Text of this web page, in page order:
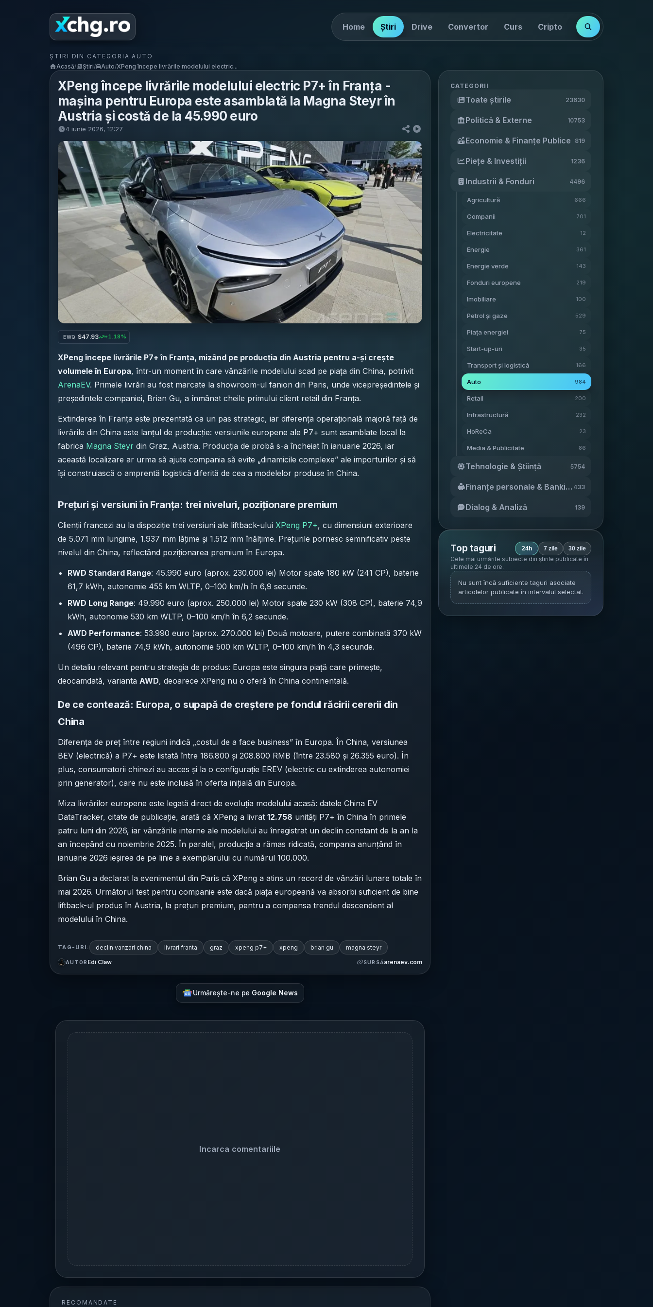
Home Știri Drive Convertor Curs Cripto Cotații
ȘTIRI DIN CATEGORIA AUTO
Acasă/ Știri/ Auto/XPeng începe livrările modelului electric...
XPeng începe livrările modelului electric P7+ în Franța -
mașina pentru Europa este asamblată la Magna Steyr în
Austria și costă de la 45.990 euro
4 iunie 2026, 12:27
EWQ $47.93 +1.18%
XPeng începe livrările P7+ în Franța, mizând pe producția din Austria pentru a-și crește
volumele în Europa, într-un moment în care vânzările modelului scad pe piața din China, potrivit
ArenaEV. Primele livrări au fost marcate la showroom-ul fanion din Paris, unde vicepreședintele și
președintele companiei, Brian Gu, a înmânat cheile primului client retail din Franța.
Extinderea în Franța este prezentată ca un pas strategic, iar diferența operațională majoră față de
livrările din China este lanțul de producție: versiunile europene ale P7+ sunt asamblate local la
fabrica Magna Steyr din Graz, Austria. Producția de probă s-a încheiat în ianuarie 2026, iar
această localizare ar urma să ajute compania să evite „dinamicile complexe” ale importurilor și să
își construiască o amprentă logistică diferită de cea a modelelor produse în China.
Prețuri și versiuni în Franța: trei niveluri, poziționare premium
Clienții francezi au la dispoziție trei versiuni ale liftback-ului XPeng P7+, cu dimensiuni exterioare
de 5.071 mm lungime, 1.937 mm lățime și 1.512 mm înălțime. Prețurile pornesc semnificativ peste
nivelul din China, reflectând poziționarea premium în Europa.
RWD Standard Range: 45.990 euro (aprox. 230.000 lei) Motor spate 180 kW (241 CP), baterie
61,7 kWh, autonomie 455 km WLTP, 0–100 km/h în 6,9 secunde.
RWD Long Range: 49.990 euro (aprox. 250.000 lei) Motor spate 230 kW (308 CP), baterie 74,9
kWh, autonomie 530 km WLTP, 0–100 km/h în 6,2 secunde.
AWD Performance: 53.990 euro (aprox. 270.000 lei) Două motoare, putere combinată 370 kW
(496 CP), baterie 74,9 kWh, autonomie 500 km WLTP, 0–100 km/h în 4,3 secunde.
Un detaliu relevant pentru strategia de produs: Europa este singura piață care primește,
deocamdată, varianta AWD, deoarece XPeng nu o oferă în China continentală.
De ce contează: Europa, o supapă de creștere pe fondul răcirii cererii din
China
Diferența de preț între regiuni indică „costul de a face business” în Europa. În China, versiunea
BEV (electrică) a P7+ este listată între 186.800 și 208.800 RMB (între 23.580 și 26.355 euro). În
plus, consumatorii chinezi au acces și la o configurație EREV (electric cu extinderea autonomiei
prin generator), care nu este inclusă în oferta inițială din Europa.
Miza livrărilor europene este legată direct de evoluția modelului acasă: datele China EV
DataTracker, citate de publicație, arată că XPeng a livrat 12.758 unități P7+ în China în primele
patru luni din 2026, iar vânzările interne ale modelului au înregistrat un declin constant de la an la
an începând cu noiembrie 2025. În paralel, producția a rămas ridicată, compania anunțând în
ianuarie 2026 ieșirea de pe linie a exemplarului cu numărul 100.000.
Brian Gu a declarat la evenimentul din Paris că XPeng a atins un record de vânzări lunare totale în
mai 2026. Următorul test pentru companie este dacă piața europeană va absorbi suficient de bine
liftback-ul produs în Austria, la prețuri premium, pentru a compensa trendul descendent al
modelului în China.
TAG-URI: declin vanzari china livrari franta graz xpeng p7+ xpeng brian gu magna steyr
AUTOR Edi Claw SURSĂarenaev.com
Urmărește-ne pe Google News
Incarca comentariile
RECOMANDATE
CATEGORII
Toate știrile 23630
Politică & Externe 10753
Economie & Finanțe Publice 819
Piețe & Investiții 1236
Industrii & Fonduri 4496
Agricultură 666
Companii 701
Electricitate 12
Energie 361
Energie verde 143
Fonduri europene 219
Imobiliare 100
Petrol și gaze 529
Piața energiei 75
Start-up-uri 35
Transport și logistică 166
Auto 984
Retail 200
Infrastructură 232
HoReCa 23
Media & Publicitate 86
Tehnologie & Știință 5754
Finanțe personale & Banking 433
Dialog & Analiză 139
Top taguri 24h 7 zile 30 zile
Cele mai urmărite subiecte din știrile publicate în
ultimele 24 de ore.
Nu sunt încă suficiente taguri asociate
articolelor publicate în intervalul selectat.